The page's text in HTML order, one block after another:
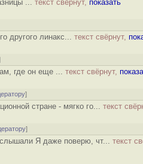
... текст свёрнут, показать
другого линакс... текст свёрнут,
где он еще ... текст свёрнут,
]
стране - мягко го... текст
]
Я даже поверю, чт... текст